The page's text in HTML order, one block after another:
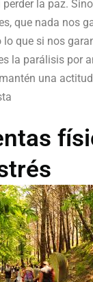
la paz.
que nada nos
lo que si nos
la parálisis por
una